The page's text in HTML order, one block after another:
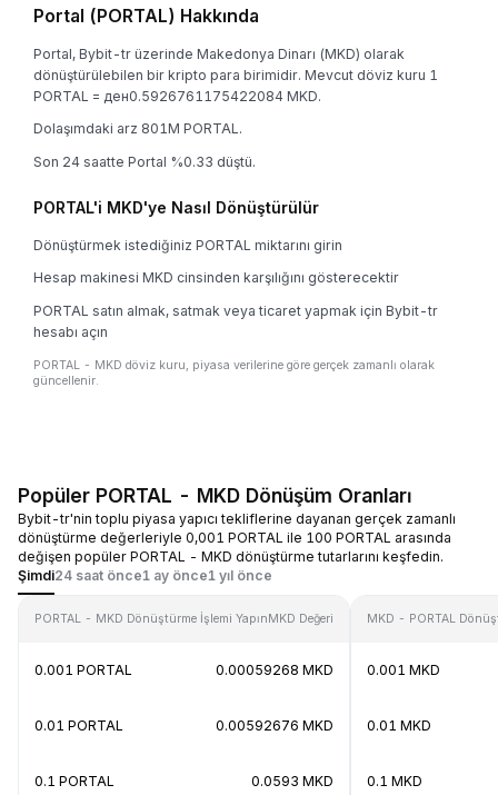
Portal (PORTAL) Hakkında
Portal, Bybit-tr üzerinde Makedonya Dinarı (MKD) olarak
dönüştürülebilen bir kripto para birimidir. Mevcut döviz kuru 1
PORTAL = ден0.5926761175422084 MKD.
Dolaşımdaki arz 801M PORTAL.
Son 24 saatte Portal %0.33 düştü.
PORTAL'i MKD'ye Nasıl Dönüştürülür
Dönüştürmek istediğiniz PORTAL miktarını girin
Hesap makinesi MKD cinsinden karşılığını gösterecektir
PORTAL satın almak, satmak veya ticaret yapmak için Bybit-tr
hesabı açın
PORTAL - MKD döviz kuru, piyasa verilerine göre gerçek zamanlı olarak
güncellenir.
Popüler PORTAL - MKD Dönüşüm Oranları
Bybit-tr'nin toplu piyasa yapıcı tekliflerine dayanan gerçek zamanlı
dönüştürme değerleriyle 0,001 PORTAL ile 100 PORTAL arasında
değişen popüler PORTAL - MKD dönüştürme tutarlarını keşfedin.
Şimdi24 saat önce1 ay önce1 yıl önce
PORTAL - MKD Dönüştürme İşlemi YapınMKD Değeri
0.001 PORTAL 0.00059268 MKD
0.01 PORTAL 0.00592676 MKD
0.1 PORTAL 0.0593 MKD
MKD - PORTAL
0.001 MKD
0.01 MKD
0.1 MKD